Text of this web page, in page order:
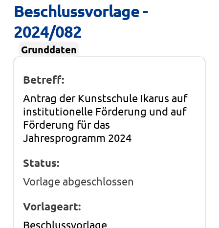
Beschlussvorlage -
2024/082
Grunddaten
Betreff:
Antrag der Kunstschule Ikarus auf
institutionelle Förderung und auf
Förderung für das
Jahresprogramm 2024
Status:
Vorlage abgeschlossen
Vorlageart:
Beschlussvorlage